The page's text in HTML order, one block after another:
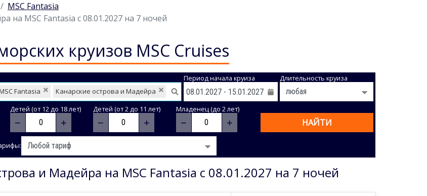
MSC Fantasia
на MSC Fantasia с 08.01.2027 на 7 ночей
круизов MSC Cruises
Канарские острова и Мадейра
Fantasia
Период начала круиза Длительность круиза
Детей (от 12 до 18 лет)
− +
Детей (от 2 до 11 лет)
− +
Младенец (до 2 лет)
− + НАЙТИ
и Мадейра на MSC Fantasia с 08.01.2027 на 7 ночей